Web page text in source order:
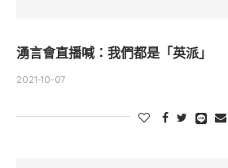
湧言會直播喊：我們都是「英派」
2021-10-07